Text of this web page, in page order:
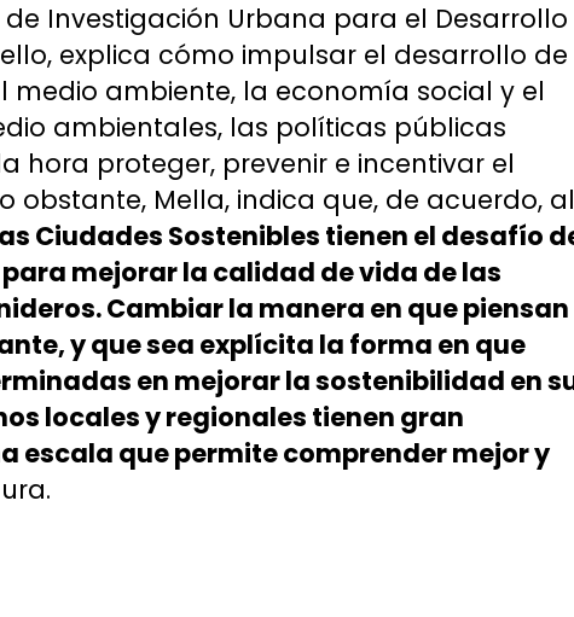
Investigación Urbana para el Desarrollo
explica cómo impulsar el desarrollo de
ambiente, la economía social y el
ambientales, las políticas públicas
hora proteger, prevenir e incentivar el
obstante, Mella, indica que, de acuerdo, al
Ciudades Sostenibles tienen el desafío
mejorar la calidad de vida de las
Cambiar la manera en que piensan
y que sea explícita la forma en que
en mejorar la sostenibilidad en
locales y regionales tienen gran
escala que permite comprender mejor y